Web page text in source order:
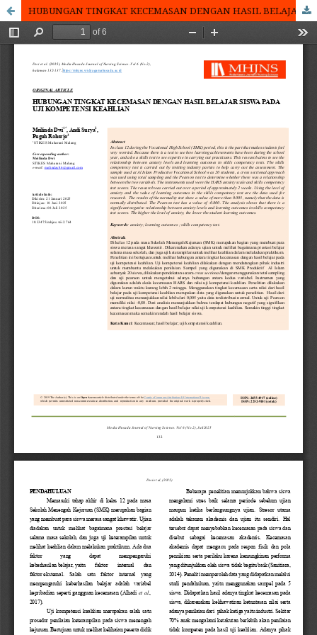
HUBUNGAN TINGKAT KECEMASAN DENGAN HASIL BELAJAR SISWA PADA UJI KOMPETENSI KEAHLIAN